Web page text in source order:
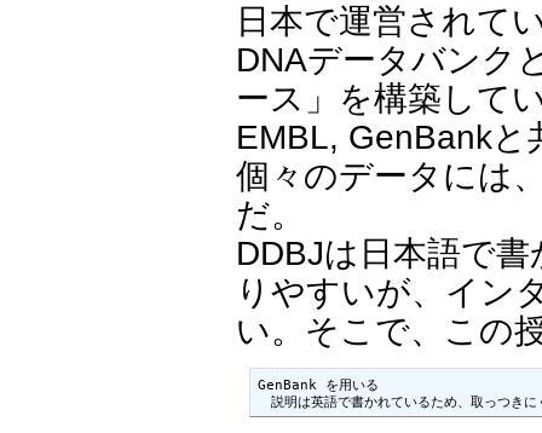
日本で運営されて
DNAデータバンク
ース」を構築して
EMBL, GenBankと
個々のデータには
だ。
DDBJは日本語で
りやすいが、イン
い。そこで、この
GenBank を用いる
説明は英語で書かれているため、取っつきに